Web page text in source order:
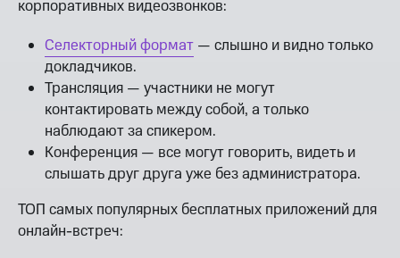
корпоративных видеозвонков:
Селекторный формат — слышно и видно только
докладчиков.
Трансляция — участники не могут
контактировать между собой, а только
наблюдают за спикером.
Конференция — все могут говорить, видеть и
слышать друг друга уже без администратора.
ТОП самых популярных бесплатных приложений для
онлайн-встреч: